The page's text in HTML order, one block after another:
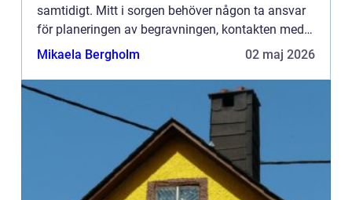
samtidigt. Mitt i sorgen behöver någon ta ansvar
för planeringen av begravningen, kontakten med
myndigheter och alla de små detaljerna som gör
Mikaela Bergholm 02 maj 2026